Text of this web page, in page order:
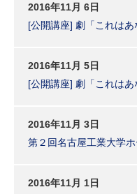
2016年11月 6日
[公開講座] 劇「これは
2016年11月 5日
[公開講座] 劇「これは
2016年11月 3日
第２回名古屋工業大学
2016年11月 1日